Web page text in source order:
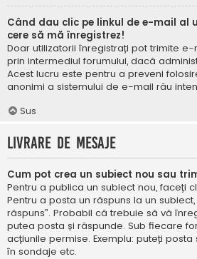
Când dau clic pe linkul de e-mail al
cere să mă înregistrez!
Doar utilizatorii înregistrați pot trimite
prin intermediul forumului, dacă
Acest lucru este pentru a preveni
anonimi a sistemului de e-mail rău
Sus
Livrare de mesaje
Cum pot crea un subiect nou sau
Pentru a publica un subiect nou, faceți
Pentru a posta un răspuns la un
răspuns”. Probabil că trebuie să vă
putea posta și răspunde. Sub fiecare
acțiunile permise. Exemplu: puteți
în sondaje etc.